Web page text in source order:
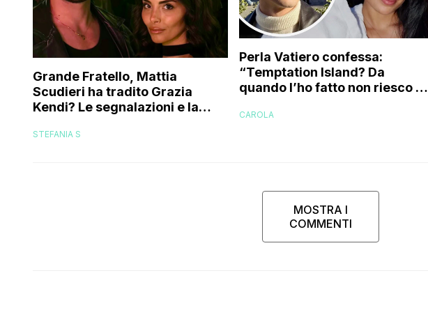
Grande Fratello, Mattia
Scudieri ha tradito Grazia
Kendi? Le segnalazioni e la
STEFANIA S
Perla Vatiero confessa:
“Temptation Island? Da
quando l’ho fatto non riesco più
CAROLA
MOSTRA I
COMMENTI